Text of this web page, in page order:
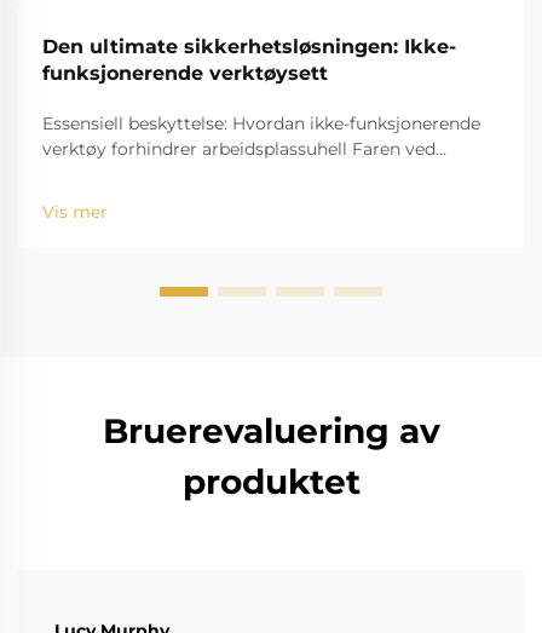
Den ultimate sikkerhetsløsningen: Ikke-
funksjonerende verktøysett
Essensiell beskyttelse: Hvordan ikke-funksjonerende
verktøy forhindrer arbeidsplassuhell Faren ved
oljeraffineringsgassanlegg, kjemiske anlegg og
Vis mer
Bruerevaluering av
produktet